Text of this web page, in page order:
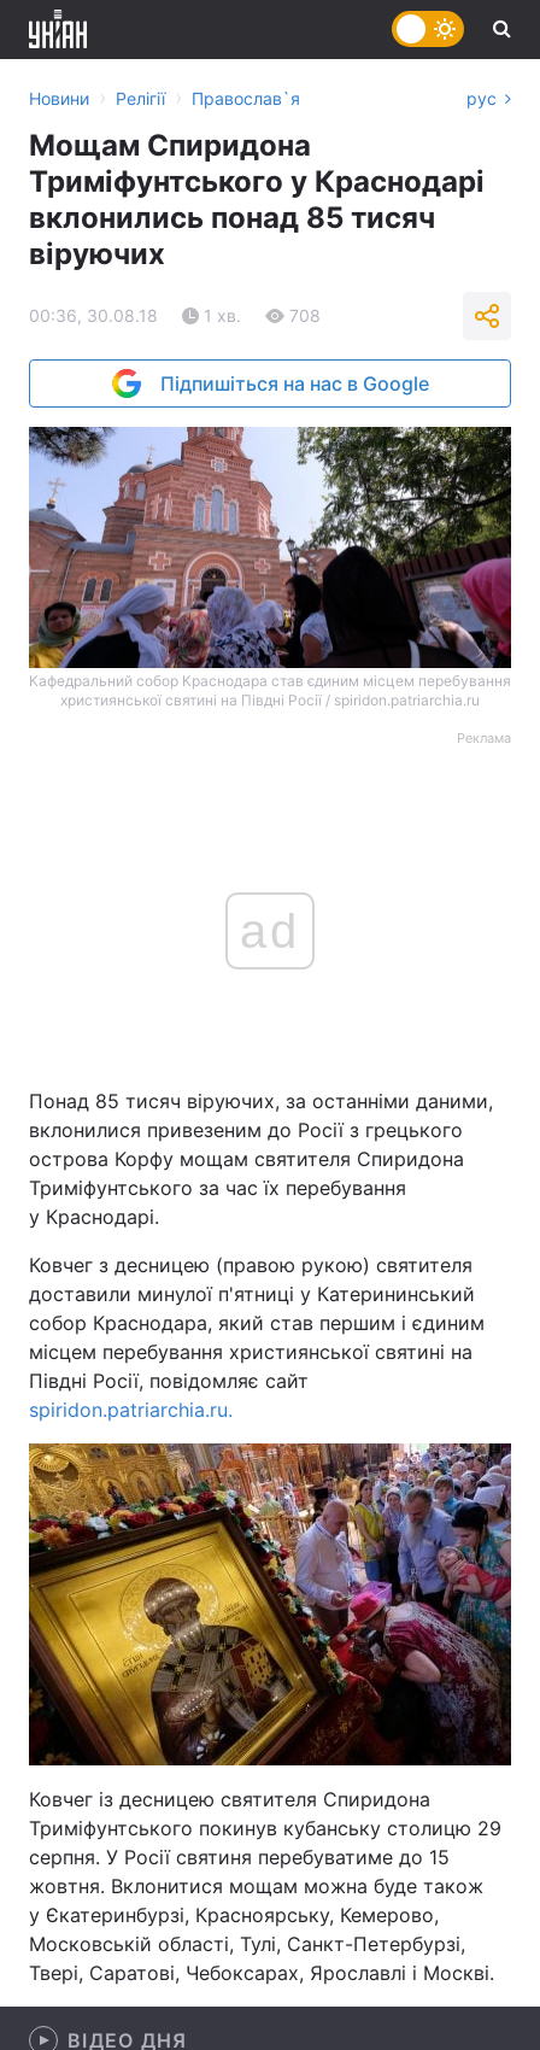
Головна Війна
Економіка Світ
Спорт
Техно і зв'язок
Зброя Інциденти
Здоров'я Туризм
Цікавинки Погода
Екологія Регіони
Лонгріди
Відео з Youtube Статті
Архів Вакансії
Контакти
Послуги
Новини › Релігії › Православ`я рус
Мощам Спиридона
Триміфунтського у Краснодарі
вклонились понад 85 тисяч
віруючих
00:36, 30.08.18 1 хв. 708
Підпишіться на нас в Google
Кафедральний собор Краснодара став єдиним місцем перебування
християнської святині на Півдні Росії / spiridon.patriarchia.ru
Реклама
ad
Понад 85 тисяч віруючих, за останніми даними,
вклонилися привезеним до Росії з грецького
острова Корфу мощам святителя Спиридона
Триміфунтського за час їх перебування
у Краснодарі.
Ковчег з десницею (правою рукою) святителя
доставили минулої п'ятниці у Катерининський
собор Краснодара, який став першим і єдиним
місцем перебування християнської святині на
Півдні Росії, повідомляє сайт
spiridon.patriarchia.ru.
Ковчег із десницею святителя Спиридона
Триміфунтського покинув кубанську столицю 29
серпня. У Росії святиня перебуватиме до 15
жовтня. Вклонитися мощам можна буде також
у Єкатеринбурзі, Красноярську, Кемерово,
Московській області, Тулі, Санкт-Петербурзі,
Твері, Саратові, Чебоксарах, Ярославлі і Москві.
ВІДЕО ДНЯ